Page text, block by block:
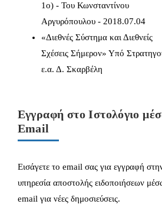
1ο) - Του Κωνσταντίνου
Αργυρόπουλου - 2018.07.04
«Διεθνές Σύστημα και Διεθνείς
Σχέσεις Σήμερον» Υπό
ε.α. Δ. Σκαρβέλη
Εγγραφή στο Ιστολόγιο
Email
Εισάγετε το email σας για εγγραφή
υπηρεσία αποστολής ειδοποιήσεων
email για νέες δημοσιεύσεις.